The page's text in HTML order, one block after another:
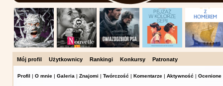
Mój profil Użytkownicy Rankingi Konkursy Patronaty
Profil | O mnie | Galeria | Znajomi | Twórczość | Komentarze | Aktywność | Ocenione